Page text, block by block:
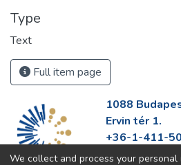
Type
Text
Full item page
1088
Ervin tér 1.
+36-1-411-
info@fszek.hu
We collect and process your